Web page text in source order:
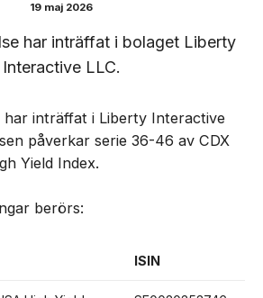
19 maj 2026
har inträffat i bolaget Liberty
Interactive LLC.
har inträffat i Liberty Interactive
påverkar serie 36-46 av CDX
Yield Index.
berörs:
ISIN